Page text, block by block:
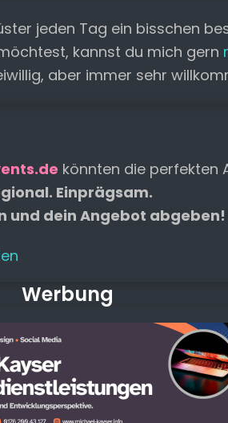
p
p
n
k
n
g
er
s
jeden Tag ein bisschen
kannst du mich gern
aber immer sehr
könnten die perfekten
Einprägsam.
und dein Angebot abgeben!
Werbung